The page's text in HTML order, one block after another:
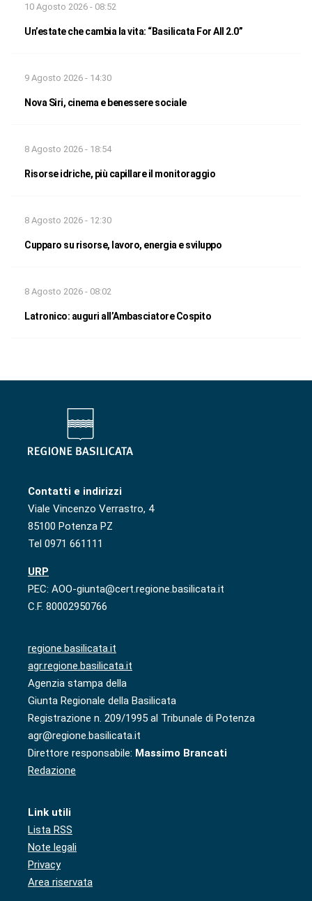
10 Agosto 2026 - 08:52
Un’estate che cambia la vita: “Basilicata For All 2.0”
9 Agosto 2026 - 14:30
Nova Siri, cinema e benessere sociale
8 Agosto 2026 - 18:54
Risorse idriche, più capillare il monitoraggio
8 Agosto 2026 - 12:30
Cupparo su risorse, lavoro, energia e sviluppo
8 Agosto 2026 - 08:02
Latronico: auguri all’Ambasciatore Cospito
Contatti e indirizzi
Viale Vincenzo Verrastro, 4
85100 Potenza PZ
Tel 0971 661111
URP
PEC: AOO-giunta@cert.regione.basilicata.it
C.F. 80002950766
regione.basilicata.it
agr.regione.basilicata.it
Agenzia stampa della
Giunta Regionale della Basilicata
Registrazione n. 209/1995 al Tribunale di Potenza
agr@regione.basilicata.it
Direttore responsabile: Massimo Brancati
Redazione
Link utili
Lista RSS
Note legali
Privacy
Area riservata